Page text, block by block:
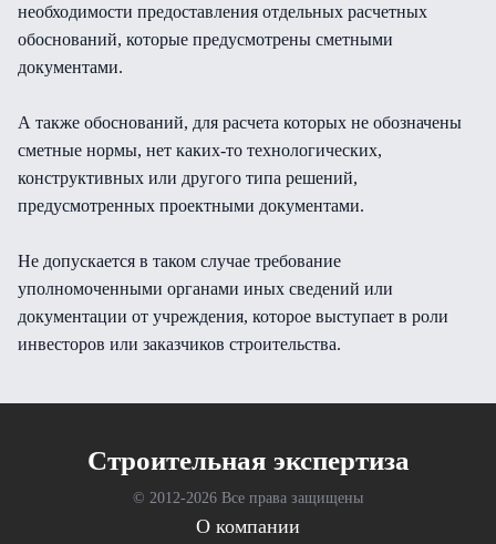
необходимости предоставления отдельных расчетных
обоснований, которые предусмотрены сметными
документами.
А также обоснований, для расчета которых не обозначены
сметные нормы, нет каких-то технологических,
конструктивных или другого типа решений,
предусмотренных проектными документами.
Не допускается в таком случае требование
уполномоченными органами иных сведений или
документации от учреждения, которое выступает в роли
инвесторов или заказчиков строительства.
Cтроительная экспертиза
© 2012-2026 Все права защищены
О компании